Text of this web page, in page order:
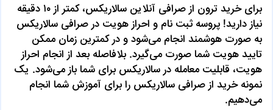
برای خرید ترون از صرافی آنلاین سالاریکس، کمتر از ۱۰ دقیقه
نیاز دارید! پروسه ثبت نام و احراز هویت در صرافی سالاریکس
به صورت هوشمند انجام می‌شود و در کمترین زمان ممکن
تایید هویت شما صورت می‌گیرد. بلافاصله بعد از انجام احراز
هویت، قابلیت معامله در سالاریکس برای شما باز می‌شود. یک
نمونه خرید از صرافی سالاریکس را برای آموزش شما انجام
می‌دهیم.